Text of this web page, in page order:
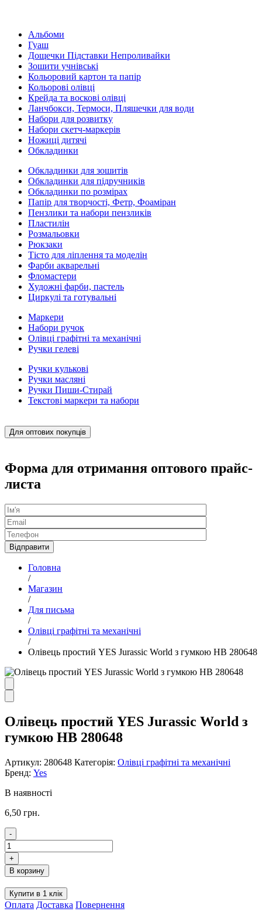
Альбоми
Гуаш
Дощечки Підставки Непроливайки
Зошити учнівські
Кольоровий картон та папір
Кольорові олівці
Крейда та воскові олівці
Ланчбокси, Термоси, Пляшечки для води
Набори для розвитку
Набори скетч-маркерів
Ножиці дитячі
Обкладинки
Обкладинки для зошитів
Обкладинки для підручників
Обкладинки по розмірах
Папір для творчості, Фетр, Фоаміран
Пензлики та набори пензликів
Пластилін
Розмальовки
Рюкзаки
Тісто для ліплення та моделін
Фарби акварельні
Фломастери
Художні фарби, пастель
Циркулі та готувальні
Маркери
Набори ручок
Олівці графітні та механічні
Ручки гелеві
Ручки кулькові
Ручки масляні
Ручки Пиши-Стирай
Текстові маркери та набори
Для оптових покупців
Форма для отримання оптового прайс-
листа
Головна
/
Магазин
/
Для письма
/
Олівці графітні та механічні
/
Олівець простий YES Jurassic World з гумкою HB 280648
Олівець простий YES Jurassic World з
гумкою HB 280648
Артикул: 280648 Категорія: Олівці графітні та механічні
Бренд: Yes
В наявності
6,50 грн.
-
Олівець
простий
YES
Jurassic
World
з
гумкою
+
В корзину
Купити в 1 клік
Оплата Доставка Повернення